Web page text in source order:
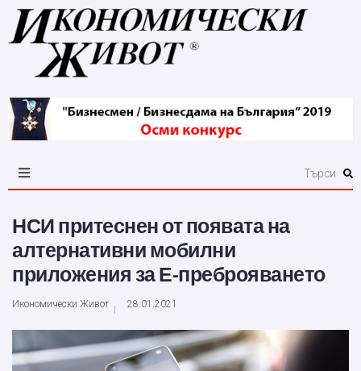
НСИ притеснен от появата на
алтернативни мобилни
приложения за Е-преброяването
Икономически Живот 28.01.2021